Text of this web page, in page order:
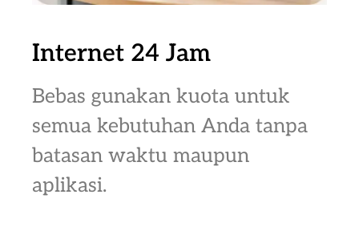
Internet 24 Jam
Bebas gunakan kuota untuk
semua kebutuhan Anda tanpa
batasan waktu maupun
aplikasi.